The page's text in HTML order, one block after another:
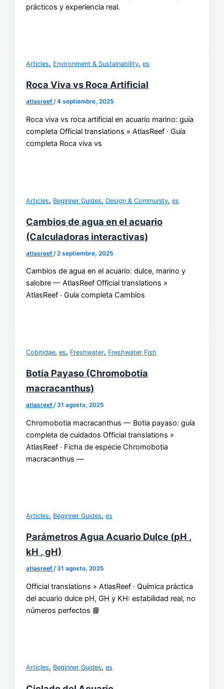
prácticos y experiencia real.
Articles, Environment & Sustainability,es
Roca Viva vs Roca Artificial
atlasreef/4 septiembre, 2025
Roca viva vs roca artificial en acuario marino: guía
completa Official translations » AtlasReef · Guía
completa Roca viva vs
Articles, Beginner Guides, Design & Community,es
Cambios de agua en el acuario
(Calculadoras interactivas)
atlasreef /2 septiembre, 2025
Cambios de agua en el acuario: dulce, marino y
salobre — AtlasReef Official translations »
AtlasReef · Guía completa Cambios
Cobitidae,es, Freshwater, Freshwater Fish
Botia Payaso (Chromobotia
macracanthus)
atlasreef/31 agosto, 2025
Chromobotia macracanthus — Botia payaso: guía
completa de cuidados Official translations »
AtlasReef · Ficha de especie Chromobotia
macracanthus —
Articles, Beginner Guides,es
Parámetros Agua Acuario Dulce (pH ,
kH , gH)
atlasreef/31 agosto, 2025
Official translations » AtlasReef · Química práctica
del acuario dulce pH, GH y KH: estabilidad real, no
números perfectos 📘
Articles, Beginner Guides,es